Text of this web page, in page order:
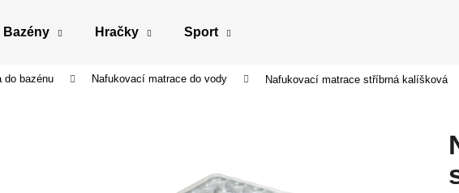
Bazény Hračky Sport
do bazénu Nafukovací matrace do vody Nafukovací matrace stříbrná kalíšková
Co potřebujete najít?